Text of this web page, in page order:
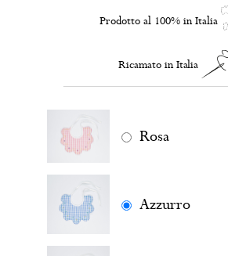
Prodotto al 100% in Italia
Ricamato in Italia
Rosa
Azzurro